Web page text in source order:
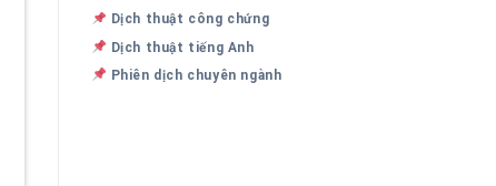
Dịch thuật công chứng
Dịch thuật tiếng Anh
Phiên dịch chuyên ngành